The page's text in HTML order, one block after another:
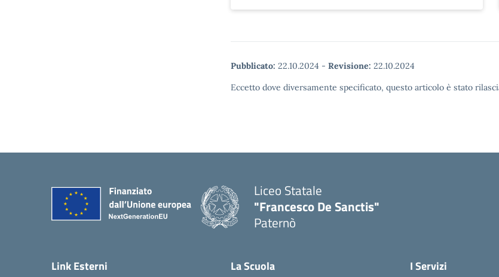
Pubblicato: 22.10.2024 - Revisione: 22.10.2024
Eccetto dove diversamente specificato, questo articolo è stato
Liceo Statale
"Francesco De Sanctis"
Paternò
Link Esterni La Scuola I Servizi